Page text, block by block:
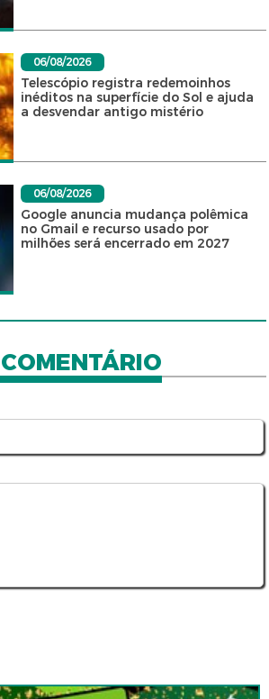
06/08/2026
Telescópio registra redemoinhos
inéditos na superfície do Sol e ajuda
a desvendar antigo mistério
06/08/2026
Google anuncia mudança polêmica
no Gmail e recurso usado por
milhões será encerrado em 2027